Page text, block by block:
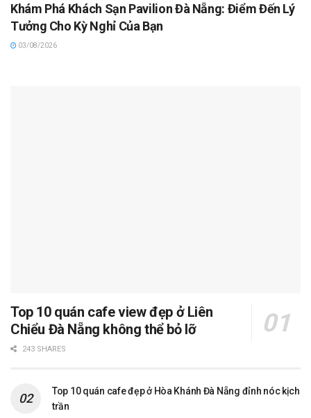
Khám Phá Khách Sạn Pavilion Đà Nẵng: Điểm Đến Lý
Tưởng Cho Kỳ Nghỉ Của Bạn
03/08/2026
Top 10 quán cafe view đẹp ở Liên
Chiểu Đà Nẵng không thể bỏ lỡ
243 SHARES
Top 10 quán cafe đẹp ở Hòa Khánh Đà Nẵng đỉnh nóc kịch
trần